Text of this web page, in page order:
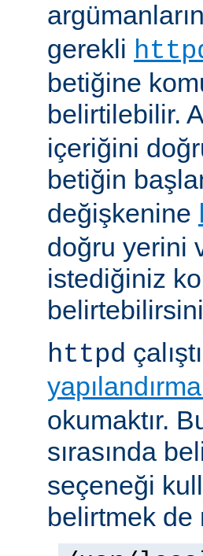
gerekli
betiğine
belirtilebilir.
içeriğini
betiğin
değişkenine
doğru yerini
istediğiniz
httpd
okumaktır.
sırasında
seçeneği
belirtmek de